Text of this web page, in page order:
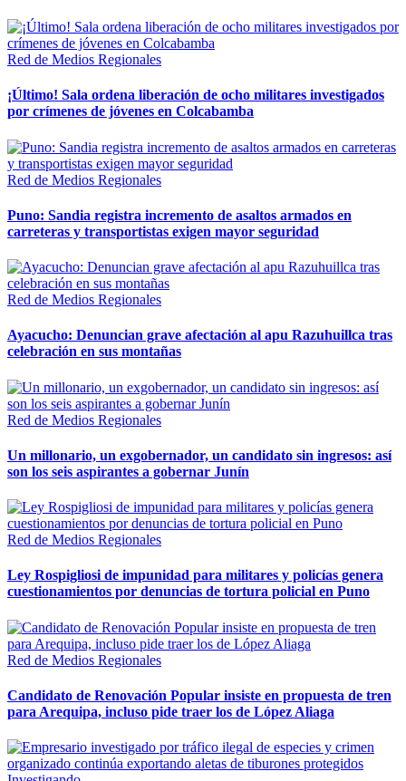
Red de Medios Regionales
¡Último! Sala ordena liberación de ocho militares investigados
por crímenes de jóvenes en Colcabamba
Red de Medios Regionales
Puno: Sandia registra incremento de asaltos armados en
carreteras y transportistas exigen mayor seguridad
Red de Medios Regionales
Ayacucho: Denuncian grave afectación al apu Razuhuillca tras
celebración en sus montañas
Red de Medios Regionales
Un millonario, un exgobernador, un candidato sin ingresos: así
son los seis aspirantes a gobernar Junín
Red de Medios Regionales
Ley Rospigliosi de impunidad para militares y policías genera
cuestionamientos por denuncias de tortura policial en Puno
Red de Medios Regionales
Candidato de Renovación Popular insiste en propuesta de tren
para Arequipa, incluso pide traer los de López Aliaga